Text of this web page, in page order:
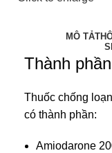
MÔ TẢ
Thành phần
Thuốc chống
có thành phần:
Amiodarone